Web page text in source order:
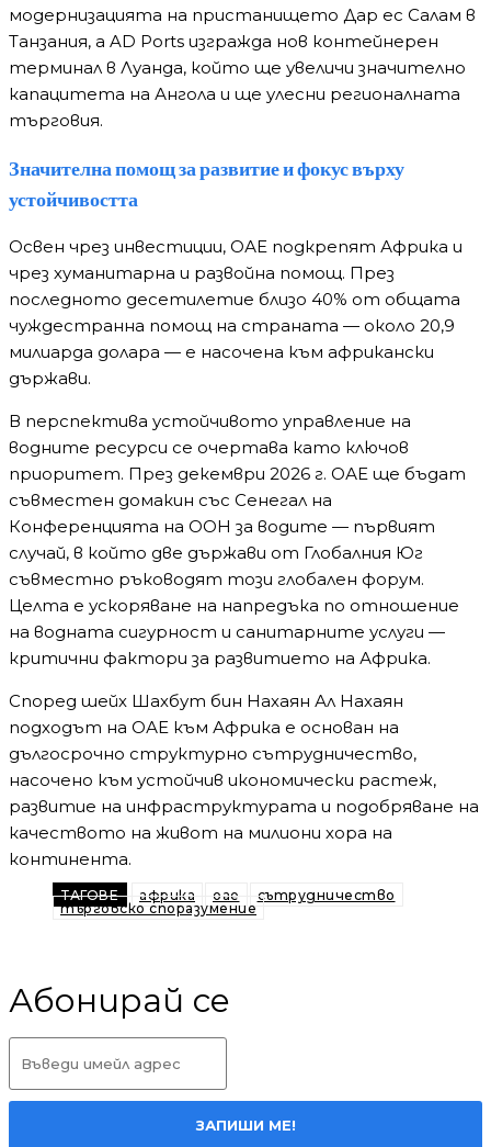
модернизацията на пристанището Дар ес Салам в
Танзания, а AD Ports изгражда нов контейнерен
терминал в Луанда, който ще увеличи значително
капацитета на Ангола и ще улесни регионалната
търговия.
Значителна помощ за развитие и фокус върху
устойчивостта
Освен чрез инвестиции, ОАЕ подкрепят Африка и
чрез хуманитарна и развойна помощ. През
последното десетилетие близо 40% от общата
чуждестранна помощ на страната — около 20,9
милиарда долара — е насочена към африкански
държави.
В перспектива устойчивото управление на
водните ресурси се очертава като ключов
приоритет. През декември 2026 г. ОАЕ ще бъдат
съвместен домакин със Сенегал на
Конференцията на ООН за водите — първият
случай, в който две държави от Глобалния Юг
съвместно ръководят този глобален форум.
Целта е ускоряване на напредъка по отношение
на водната сигурност и санитарните услуги —
критични фактори за развитието на Африка.
Според шейх Шахбут бин Нахаян Ал Нахаян
подходът на ОАЕ към Африка е основан на
дългосрочно структурно сътрудничество,
насочено към устойчив икономически растеж,
развитие на инфраструктурата и подобряване на
качеството на живот на милиони хора на
континента.
ТАГОВЕ африка оае
сътрудничество
търговско споразумение
Абонирай се
ЗАПИШИ МЕ!